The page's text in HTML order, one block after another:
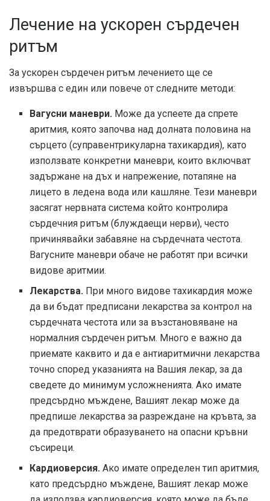
Лечение на ускорен сърдечен
ритъм
За ускорен сърдечен ритъм лечението ще се
извършва с един или повече от следните методи:
Вагусни маневри. Може да успеете да спрете
аритмия, която започва над долната половина на
сърцето (суправентрикуларна тахикардия), като
използвате конкретни маневри, които включват
задържане на дъх и напрежение, потапяне на
лицето в ледена вода или кашляне. Тези маневри
засягат нервната система който контролира
сърдечния ритъм (блуждаещи нерви), често
причинявайки забавяне на сърдечната честота.
Вагусните маневри обаче не работят при всички
видове аритмии.
Лекарства. При много видове тахикардия може
да ви бъдат предписани лекарства за контрол на
сърдечната честота или за възстановяване на
нормалния сърдечен ритъм. Много е важно да
приемате каквито и да е антиаритмични лекарства
точно според указанията на Вашия лекар, за да
сведете до минимум усложненията. Ако имате
предсърдно мъждене, Вашият лекар може да
предпише лекарства за разреждане на кръвта, за
да предотврати образуването на опасни кръвни
съсиреци.
Кардиоверсия. Ако имате определен тип аритмия,
като предсърдно мъждене, Вашият лекар може